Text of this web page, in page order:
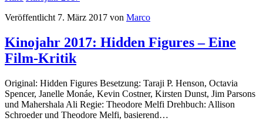
–
Film-
Kritik
Veröffentlicht 7. März 2017 von Marco
Kinojahr 2017: Hidden Figures – Eine
Film-Kritik
Original: Hidden Figures Besetzung: Taraji P. Henson, Octavia
Spencer, Janelle Monáe, Kevin Costner, Kirsten Dunst, Jim Parsons
und Mahershala Ali Regie: Theodore Melfi Drehbuch: Allison
Schroeder und Theodore Melfi, basierend…